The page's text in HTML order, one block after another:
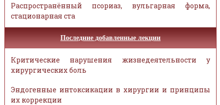
Распространённый псориаз, вульгарная форма,
стационарная ста
Последние добавленные лекции
Критические нарушения жизнедеятельности у
хирургических боль
Эндогенные интоксикации в хирургии и принципы
их коррекции